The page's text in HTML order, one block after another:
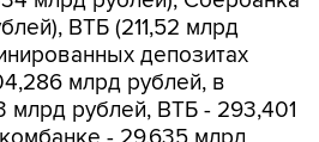
депозитах
млрд рублей, в
рублей, ВТБ - 293,401
- 29,635 млрд